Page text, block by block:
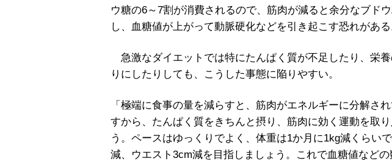
ウ糖の6～7割が消費されるので、筋肉が減ると余分なブド
し、血糖値が上がって動脈硬化などを引き起こす恐れがある
急激なダイエットでは特にたんぱく質が不足したり、栄
りにしたりしても、こうした事態に陥りやすい。
「極端に食事の量を減らすと、筋肉がエネルギーに分解さ
すから、たんぱく質をきちんと摂り、筋肉に効く運動を取
う。ペースはゆっくりでよく、体重は1か月に1kg減くらい
減、ウエスト3cm減を目指しましょう。これで血糖値など